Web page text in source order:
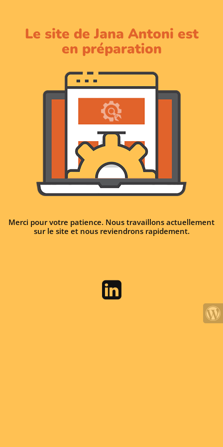
Le site de Jana Antoni est
en préparation
Merci pour votre patience. Nous travaillons actuellement
sur le site et nous reviendrons rapidement.